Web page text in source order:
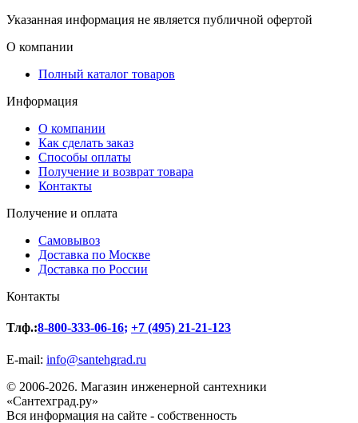
Указанная информация не является публичной офертой
О компании
Полный каталог товаров
Информация
О компании
Как сделать заказ
Способы оплаты
Получение и возврат товара
Контакты
Получение и оплата
Самовывоз
Доставка по Москве
Доставка по России
Контакты
Тлф.:8-800-333-06-16; +7 (495) 21-21-123
E-mail: info@santehgrad.ru
© 2006-2026. Магазин инженерной сантехники
«Сантехград.ру»
Вся информация на сайте - собственность